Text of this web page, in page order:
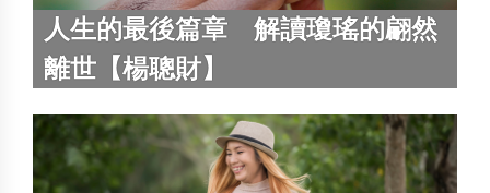
人生的最後篇章 解讀瓊瑤的翩然
離世【楊聰財】